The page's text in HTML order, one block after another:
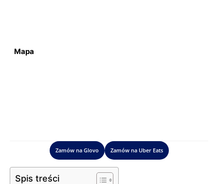
Mapa
Zamów na Glovo Zamów na Uber Eats
Spis treści